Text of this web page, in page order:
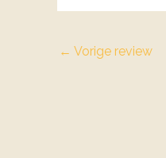
← Vorige review